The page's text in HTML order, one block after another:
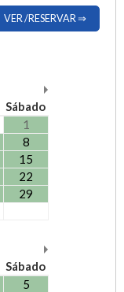
VER /RESERVAR ⇒
Sábado
1
8
15
22
29
Sábado
5